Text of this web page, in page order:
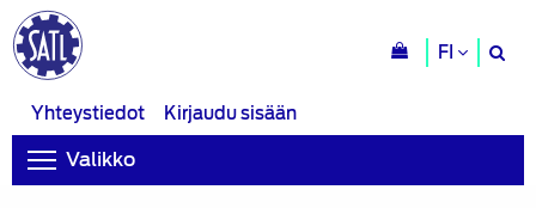
FI
Yhteystiedot
Kirjaudu sisään
Valikko